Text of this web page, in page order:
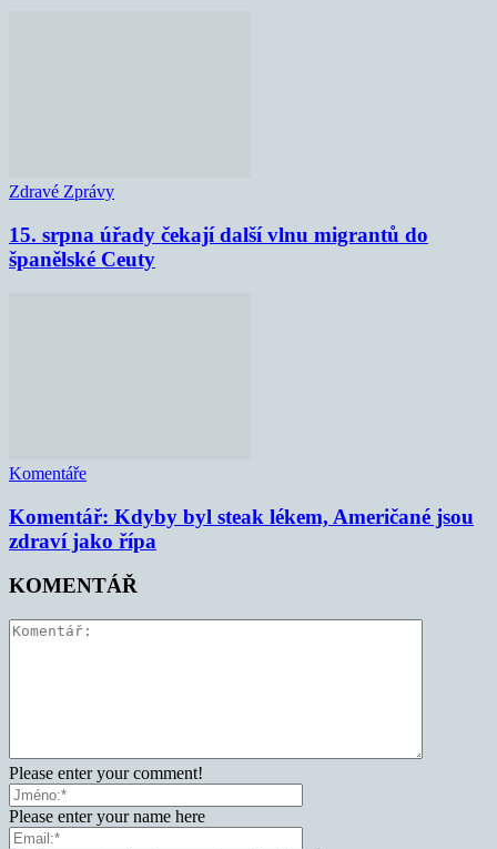
Zdravé Zprávy
15. srpna úřady čekají další vlnu migrantů do
španělské Ceuty
Komentáře
Komentář: Kdyby byl steak lékem, Američané jsou
zdraví jako řípa
KOMENTÁŘ
Please enter your comment!
Please enter your name here